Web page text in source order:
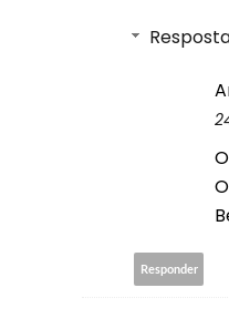
Responder